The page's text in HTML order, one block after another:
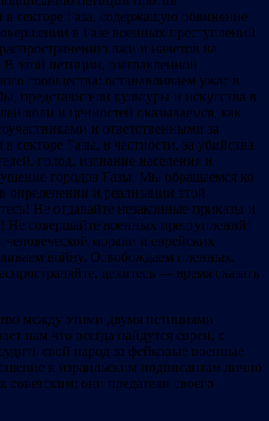
секторе Газа, содержащую обвинение
в Газе военных преступлений
лжи и наветов на
этой петиции, озаглавленной
сообщества: останавливаем ужас в
представители культуры и искусства в
воли и ценностей оказываемся, как
и ответственными за
секторе Газы, в частности, за убийства
голод, изгнание населения и
городов Газы. Мы обращаемся ко
определении и реализации этой
Не отдавайте незаконные приказы и
Не совершайте военных преступлений!
человеческой морали и еврейских
войну. Освобождаем пленных.
делитесь — время сказать
между этими двумя петициями
нам что всегда найдутся евреи, с
свой народ за фейковые военные
к израильским подписантам лично
советским: они предатели своего